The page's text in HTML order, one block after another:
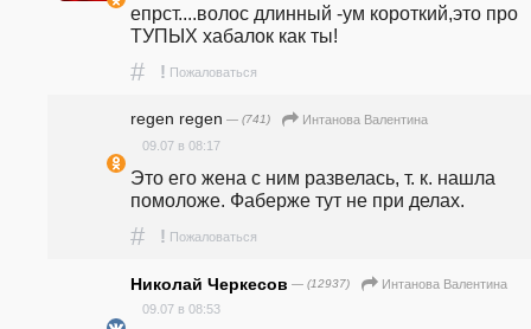
епрст....волос длинный -ум короткий,это про
ТУПЫХ хабалок как ты!
# ! Пожаловаться
regen regen — (741)
Интанова Валентина
09.07 в 08:17
Это его жена с ним развелась, т. к. нашла
помоложе. Фаберже тут не при делах.
# ! Пожаловаться
Николай Черкесов — (12937)
Интанова Валентина
09.07 в 08:53